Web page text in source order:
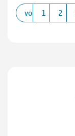
vorherige
1 2